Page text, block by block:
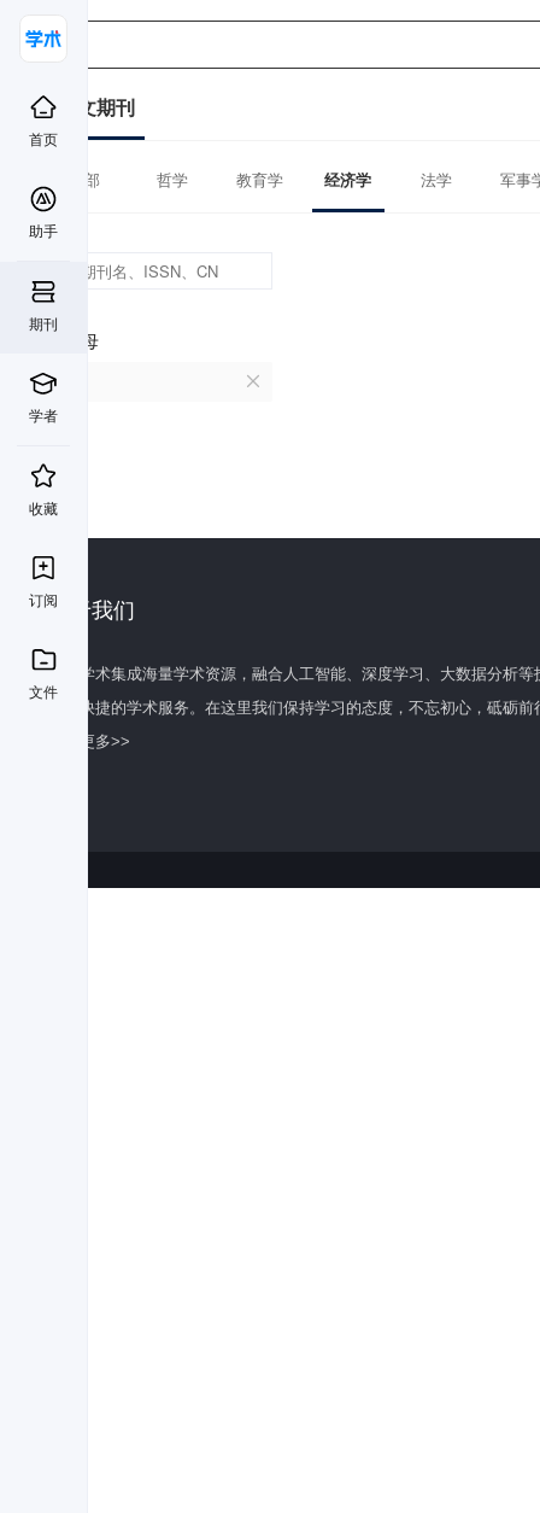
首页
助手
期刊
学者
收藏
订阅
文件
中文期刊
全部 哲学 教育学 经济学 法学 军事
首字母
U
关于我们
百度学术集成海量学术资源，融合人工智能、深度学习、大数据分析
全面快捷的学术服务。在这里我们保持学习的态度，不忘初心，砥砺前
了解更多>>